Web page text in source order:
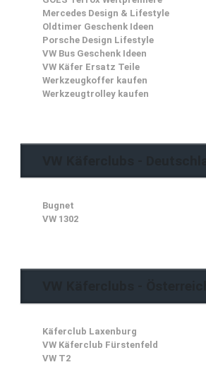
Mercedes Design & Lifestyle
Oldtimer Geschenk Ideen
Porsche Design Lifestyle
VW Bus Geschenk Ideen
VW Käfer Ersatz Teile
Werkzeugkoffer kaufen
Werkzeugtrolley kaufen
Bugnet
VW 1302
Käferclub Laxenburg
VW Käferclub Fürstenfeld
VW T2